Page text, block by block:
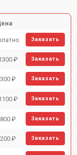
Заказать
₽ Заказать
₽ Заказать
₽ Заказать
₽ Заказать
₽ Заказать